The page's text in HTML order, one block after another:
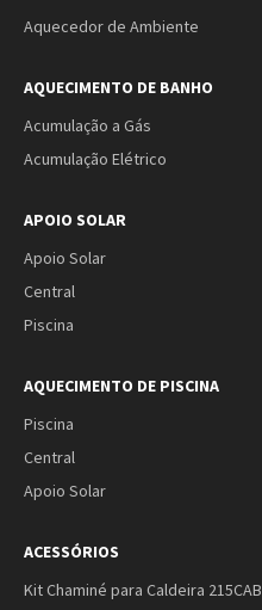
Aquecedor de Ambiente
AQUECIMENTO DE BANHO
Acumulação a Gás
Acumulação Elétrico
APOIO SOLAR
Apoio Solar
Central
Piscina
AQUECIMENTO DE PISCINA
Piscina
Central
Apoio Solar
ACESSÓRIOS
Kit Chaminé para Caldeira 215CAB